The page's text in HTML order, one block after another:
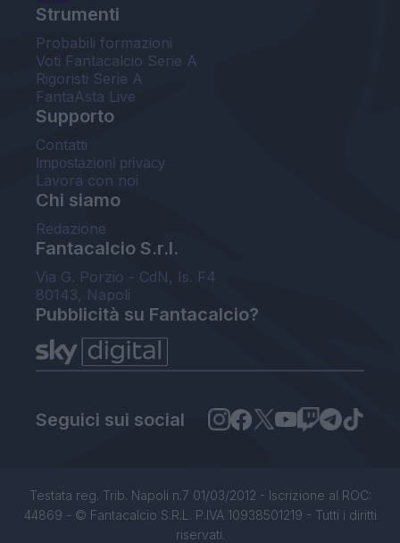
Strumenti
Probabili formazioni
Voti Fantacalcio Serie A
Rigoristi Serie A
FantaAsta Live
Supporto
Contatti
Impostazioni privacy
Lavora con noi
Chi siamo
Redazione
Fantacalcio S.r.l.
Via G. Porzio - CdN, Is. F4
80143, Napoli
Pubblicità su Fantacalcio?
Seguici sui social
Testata reg. Trib. Napoli n.7 01/03/2012 - Iscrizione al ROC:
44869 - © Fantacalcio S.R.L. P.IVA 10938501219 - Tutti i diritti
riservati.